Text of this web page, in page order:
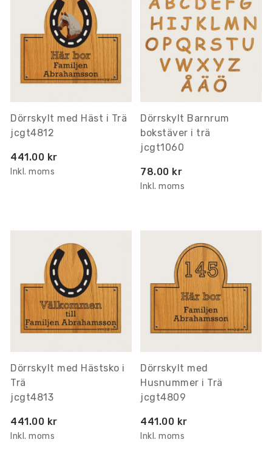
Dörrskylt med Häst i Trä
jcgt4812
441.00 kr
Inkl. moms
Dörrskylt Barnrum
bokstäver i trä
jcgt1060
78.00 kr
Inkl. moms
Dörrskylt med Hästsko i
Trä
jcgt4813
441.00 kr
Inkl. moms
Dörrskylt med
Husnummer i Trä
jcgt4809
441.00 kr
Inkl. moms